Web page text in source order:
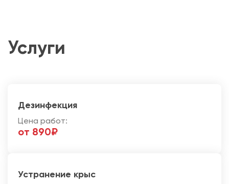
Услуги
Дезинфекция
Цена работ:
от 890₽
Устранение крыс